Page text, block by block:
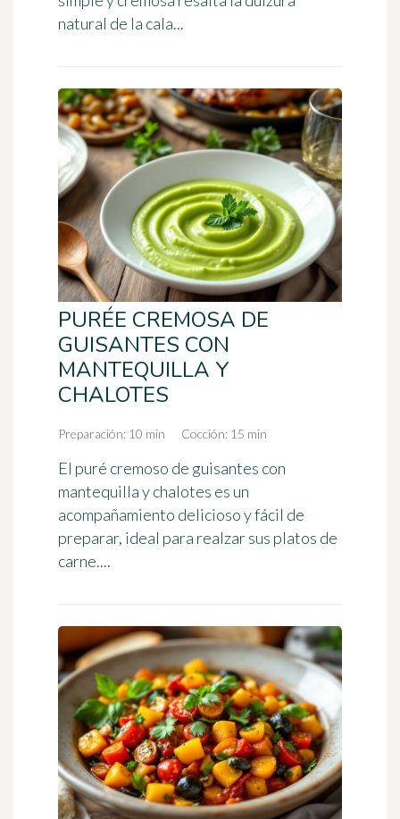
natural de la cala...
PURÉE CREMOSA DE
GUISANTES CON
MANTEQUILLA Y
CHALOTES
Preparación: 10 min Cocción: 15 min
El puré cremoso de guisantes con
mantequilla y chalotes es un
acompañamiento delicioso y fácil de
preparar, ideal para realzar sus platos de
carne....